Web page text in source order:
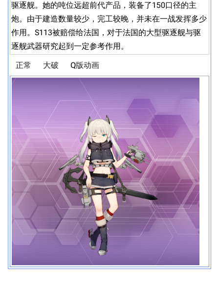
驱逐舰。她的吨位远超前代产品，装备了150口径的主
炮。由于建造数量较少，完工较晚，并未在一战发挥多少
作用。S113被赔偿给法国，对于法国的大型驱逐舰与驱
逐舰武器研究起到一定参考作用。
正常 大破 Q版动画